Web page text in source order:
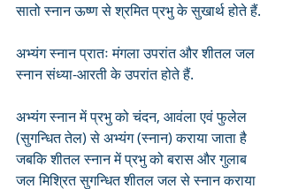
सातो स्नान ऊष्ण से श्रमित प्रभु के सुखार्थ होते हैं.
अभ्यंग स्नान प्रातः मंगला उपरांत और शीतल जल
स्नान संध्या-आरती के उपरांत होते हैं.
अभ्यंग स्नान में प्रभु को चंदन, आवंला एवं फुलेल
(सुगन्धित तेल) से अभ्यंग (स्नान) कराया जाता है
जबकि शीतल स्नान में प्रभु को बरास और गुलाब
जल मिश्रित सुगन्धित शीतल जल से स्नान कराया